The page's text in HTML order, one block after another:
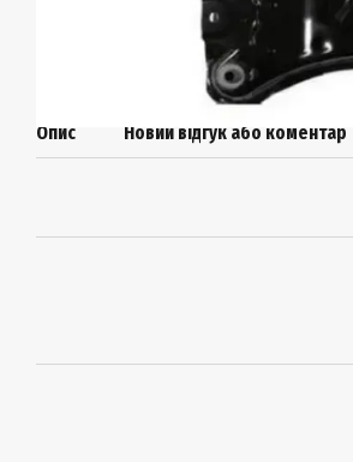
Опис Новий відгук або коментар